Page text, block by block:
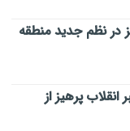
نظم جدید منطقه
پرهیز از